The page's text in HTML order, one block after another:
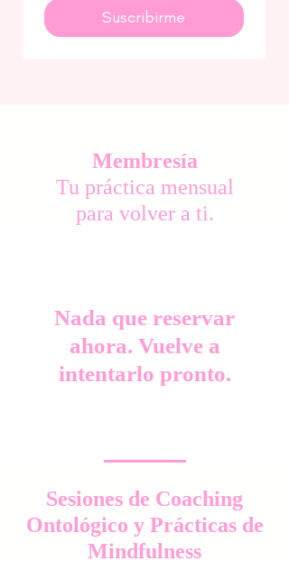
Suscribirme
Membresía
Tu práctica mensual
para volver a ti.
Nada que reservar
ahora. Vuelve a
intentarlo pronto.
Sesiones de Coaching
Ontológico y Prácticas de
Mindfulness